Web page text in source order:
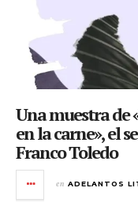
Una muestra de
en la carne», el
Franco Toledo
en ADELANTOS